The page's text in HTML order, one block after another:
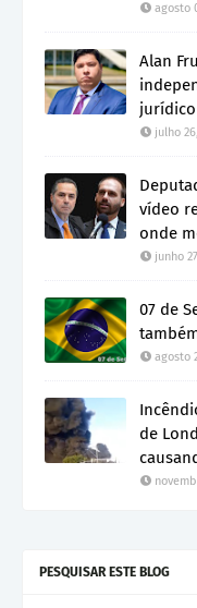
agosto
Alan
julho
vídeo
onde
junho
07 de
agosto
de
PESQUISAR ESTE BLOG